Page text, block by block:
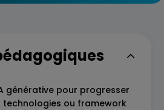
générative pour progresser
technologies ou framework